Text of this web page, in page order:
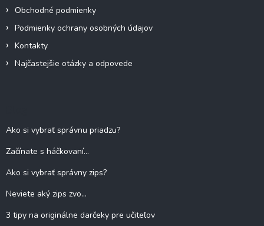
Obchodné podmienky
Podmienky ochrany osobných údajov
Kontakty
Najčastejšie otázky a odpovede
Ako si vybrať správnu priadzu?
Začínate s háčkovaní...
Ako si vybrať správny zips?
Neviete aký zips zvo...
3 tipy na originálne darčeky pre učiteľov